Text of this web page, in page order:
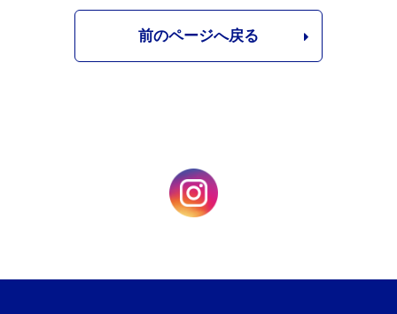
前のページへ戻る